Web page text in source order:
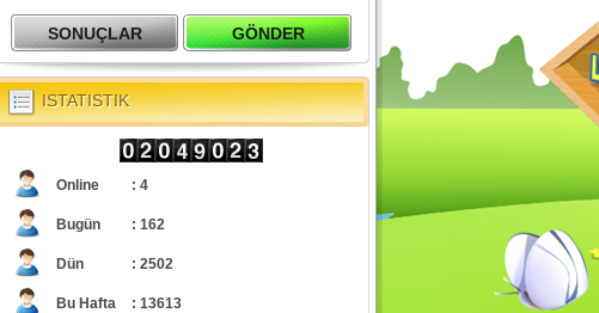
ISTATISTIK
Online : 4
Bugün : 162
Dün : 2502
Bu Hafta : 13613